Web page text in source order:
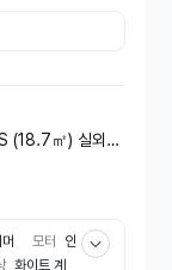
(18.7㎡) 실외기
모터
인
화이트 계